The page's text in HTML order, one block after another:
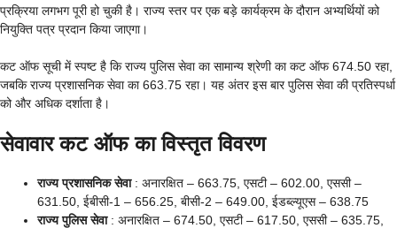
प्रक्रिया लगभग पूरी हो चुकी है। राज्य स्तर पर एक बड़े कार्यक्रम के दौरान अभ्यर्थियों को
नियुक्ति पत्र प्रदान किया जाएगा।
कट ऑफ सूची में स्पष्ट है कि राज्य पुलिस सेवा का सामान्य श्रेणी का कट ऑफ 674.50 रहा,
जबकि राज्य प्रशासनिक सेवा का 663.75 रहा। यह अंतर इस बार पुलिस सेवा की प्रतिस्पर्धा
को और अधिक दर्शाता है।
सेवावार कट ऑफ का विस्तृत विवरण
राज्य प्रशासनिक सेवा: अनारक्षित – 663.75, एसटी – 602.00, एससी –
631.50, ईबीसी-1 – 656.25, बीसी-2 – 649.00, ईडब्ल्यूएस – 638.75
राज्य पुलिस सेवा: अनारक्षित – 674.50, एसटी – 617.50, एससी – 635.75,